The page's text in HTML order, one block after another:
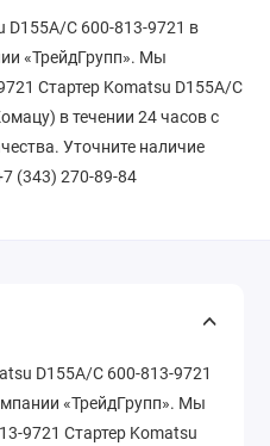
D155A/C 600-813-9721 в
«ТрейдГрупп». Мы
Стартер Komatsu D155A/C
в течении 24 часов с
Уточните наличие
(343) 270-89-84
D155A/C 600-813-9721
«ТрейдГрупп». Мы
9721 Стартер Komatsu